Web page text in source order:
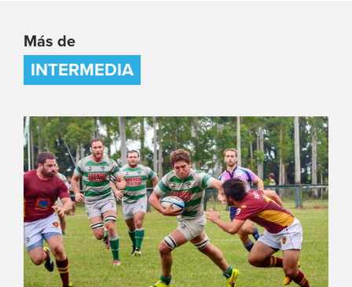
Más de
INTERMEDIA